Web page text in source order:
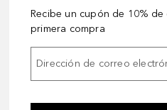
Recibe un cupón de 10%
primera compra
Dirección de correo